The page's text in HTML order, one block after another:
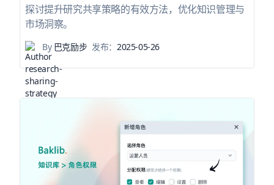
探讨提升研究共享策略的有效方法，优化知识管理与
市场洞察。
By巴克励步 发布：2025-05-26